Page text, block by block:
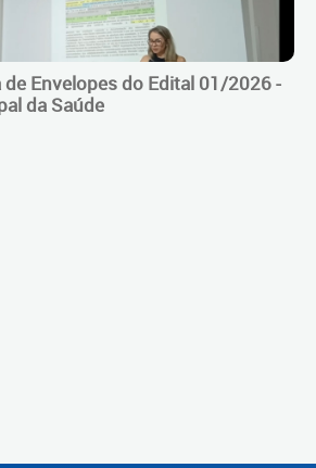
Envelopes do Edital 01/2026 -
da Saúde